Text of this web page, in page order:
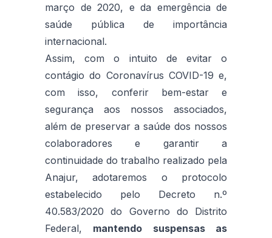
março de 2020, e da emergência de
saúde pública de importância
internacional.
Assim, com o intuito de evitar o
contágio do Coronavírus COVID-19 e,
com isso, conferir bem-estar e
segurança aos nossos associados,
além de preservar a saúde dos nossos
colaboradores e garantir a
continuidade do trabalho realizado pela
Anajur, adotaremos o protocolo
estabelecido pelo Decreto n.º
40.583/2020 do Governo do Distrito
Federal, mantendo suspensas as